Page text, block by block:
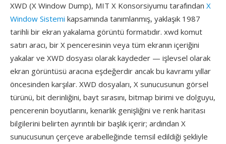
XWD (X Window Dump), MIT X Konsorsiyumu tarafından X
Window Sistemi kapsamında tanımlanmış, yaklaşık 1987
tarihli bir ekran yakalama görüntü formatıdır. xwd komut
satırı aracı, bir X penceresinin veya tüm ekranın içeriğini
yakalar ve XWD dosyası olarak kaydeder — işlevsel olarak
ekran görüntüsü aracına eşdeğerdir ancak bu kavramı yıllar
öncesinden karşılar. XWD dosyaları, X sunucusunun görsel
türünü, bit derinliğini, bayt sırasını, bitmap birimi ve dolguyu,
pencerenin boyutlarını, kenarlık genişliğini ve renk haritası
bilgilerini belirten ayrıntılı bir başlık içerir; ardından X
sunucusunun çerçeve arabelleğinde temsil edildiği şekliyle